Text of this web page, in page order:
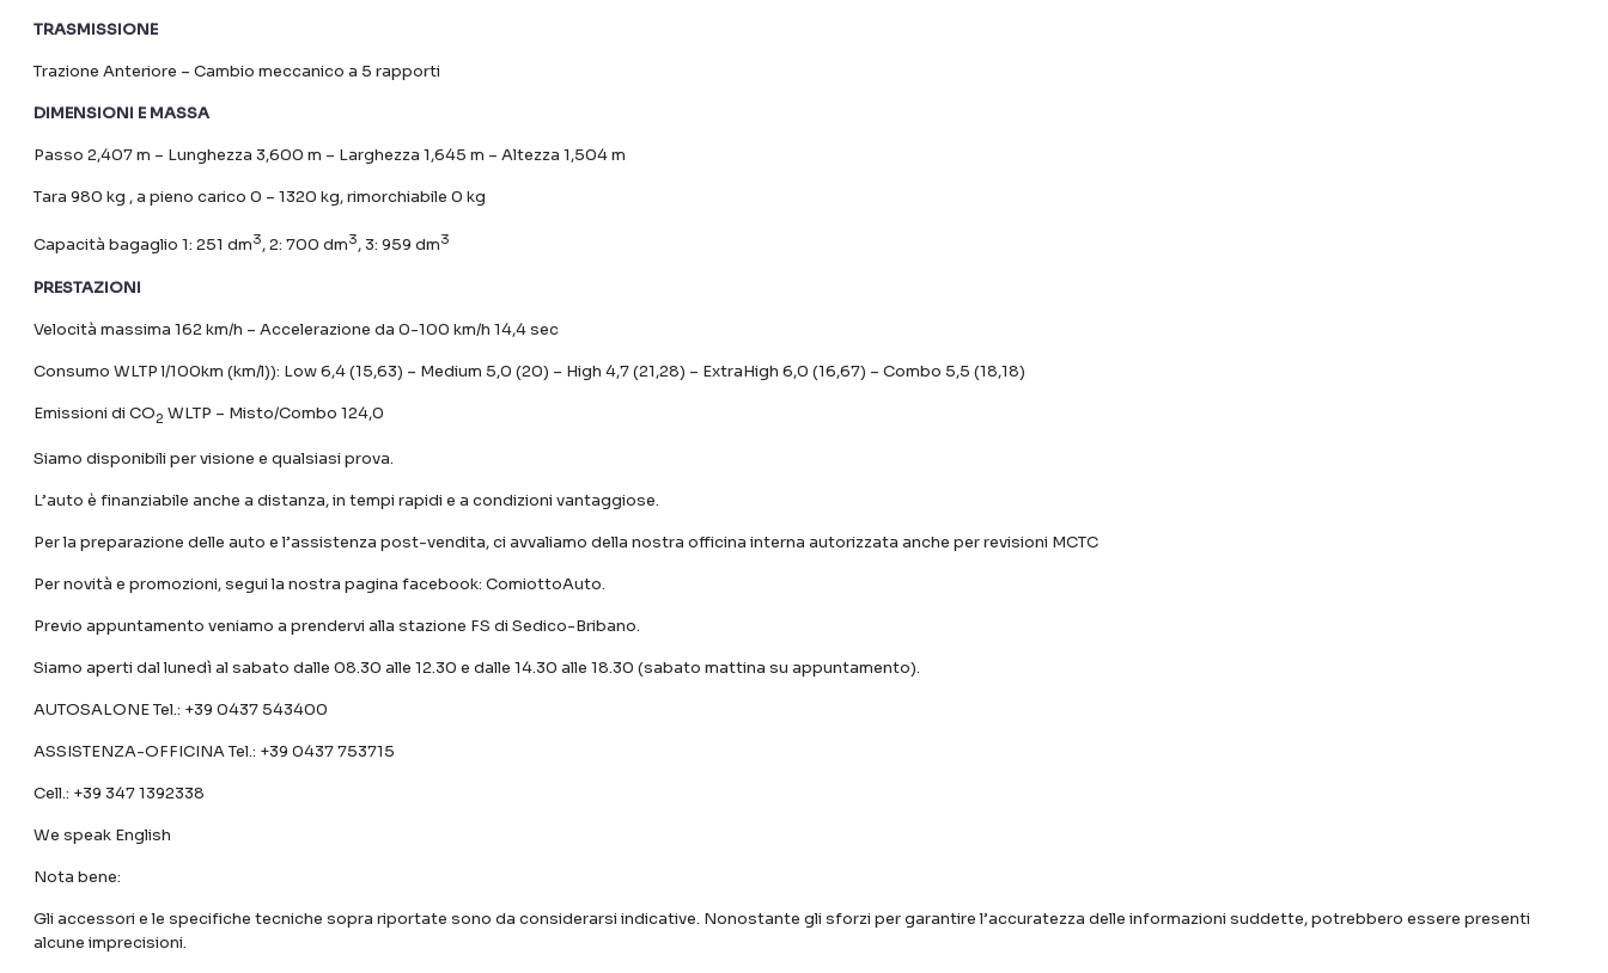
TRASMISSIONE
Trazione Anteriore – Cambio meccanico a 5 rapporti
DIMENSIONI E MASSA
Passo 2,407 m – Lunghezza 3,600 m – Larghezza 1,645 m – Altezza 1,504 m
Tara 980 kg , a pieno carico 0 – 1320 kg, rimorchiabile 0 kg
Capacità bagaglio 1: 251 dm3, 2: 700 dm3, 3: 959 dm3
PRESTAZIONI
Velocità massima 162 km/h – Accelerazione da 0-100 km/h 14,4 sec
Consumo WLTP l/100km (km/l)): Low 6,4 (15,63) – Medium 5,0 (20) – High 4,7 (21,28) – ExtraHigh 6,0 (16,67) – Combo 5,5 (18,18)
Emissioni di CO2 WLTP – Misto/Combo 124,0
Siamo disponibili per visione e qualsiasi prova.
L’auto è finanziabile anche a distanza, in tempi rapidi e a condizioni vantaggiose.
Per la preparazione delle auto e l’assistenza post-vendita, ci avvaliamo della nostra officina interna autorizzata anche per revisioni MCTC
Per novità e promozioni, segui la nostra pagina facebook: ComiottoAuto.
Previo appuntamento veniamo a prendervi alla stazione FS di Sedico-Bribano.
Siamo aperti dal lunedì al sabato dalle 08.30 alle 12.30 e dalle 14.30 alle 18.30 (sabato mattina su appuntamento).
AUTOSALONE Tel.: +39 0437 543400
ASSISTENZA-OFFICINA Tel.: +39 0437 753715
Cell.: +39 347 1392338
We speak English
Nota bene:
Gli accessori e le specifiche tecniche sopra riportate sono da considerarsi indicative. Nonostante gli sforzi per garantire l’accuratezza delle informazioni suddette, potrebbero essere presenti
alcune imprecisioni.